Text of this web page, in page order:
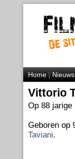
Home|Nieuws
Vittorio
Op 88 jarige
Geboren op
Taviani.